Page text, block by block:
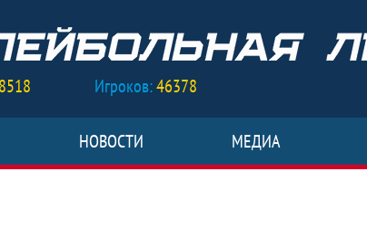
8518 Игроков:46378
НОВОСТИ МЕДИА